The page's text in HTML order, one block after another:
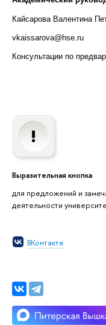
Кайсарова Валентина
vkaissarova@hse.ru
Консультации по
Выразительная кнопка
для предложений и
деятельности
ВКонтакте